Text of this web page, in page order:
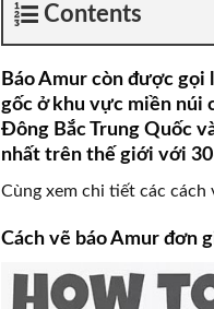
Contents
Báo Amur còn được gọi
gốc ở khu vực miền núi
Đông Bắc Trung Quốc
nhất trên thế giới với
Cùng xem chi tiết các cách
Cách vẽ báo Amur đơn